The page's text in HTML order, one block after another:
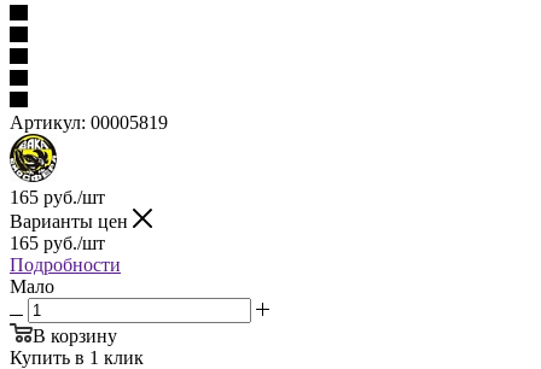
Артикул: 00005819
165 руб./шт
Варианты цен
165 руб./шт
Подробности
Мало
В корзину
Купить в 1 клик